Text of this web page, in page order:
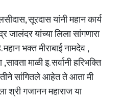
सूरदास यांनी महान कार्य
यांच्या लिला सांगणारा
भक्त मीराबाई नामदेव ,
माळी इ. सर्वानी हरिभक्ति
सांगितले आहेत ते आता मी
श्री गजानन महाराज या